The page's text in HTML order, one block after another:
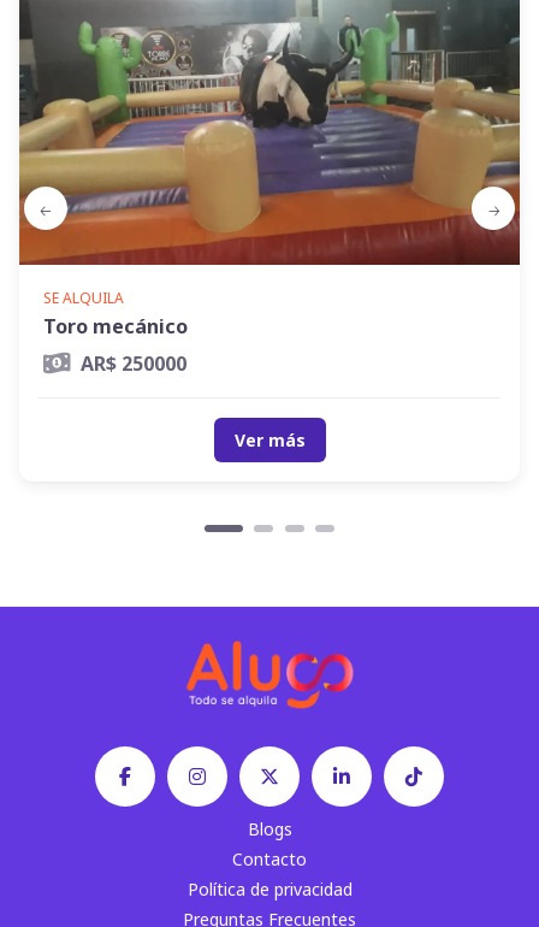
SE ALQUILA
Toro mecánico
AR$ 250000
Ver más
Blogs
Contacto
Política de privacidad
Preguntas Frecuentes